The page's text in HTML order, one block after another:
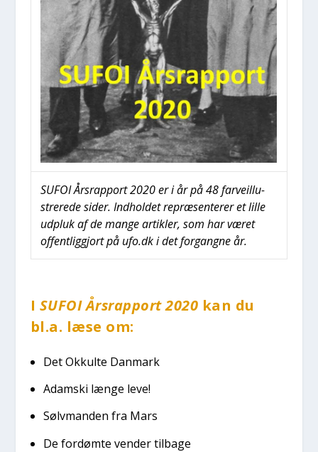
SUFOI Års­rap­port 2020 er i år på 48 far­veil­lu­
stre­re­de sider. Ind­hol­det repræ­sen­te­rer et lil­le
udpluk af de man­ge artik­ler, som har været
offent­lig­gjort på ufo.dk i det for­gang­ne år.
I SUFOI Års­rap­port 2020 kan du
bl.a. læse om:
Det Okkul­te Dan­mark
Adam­ski læn­ge leve!
Sølv­man­den fra Mars
De for­døm­te ven­der til­ba­ge